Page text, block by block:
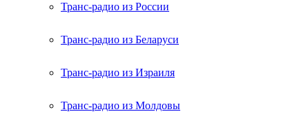
Транс-радио из России
Транс-радио из Беларуси
Транс-радио из Израиля
Транс-радио из Молдовы